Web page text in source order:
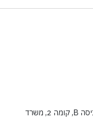
רחוב יגאל אלון 159 תל-אביב כניסה B, קומה 2, משרד